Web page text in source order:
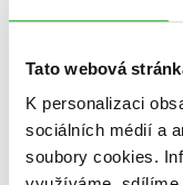
Tato webová
K personalizaci
sociálních médií a
soubory cookies.